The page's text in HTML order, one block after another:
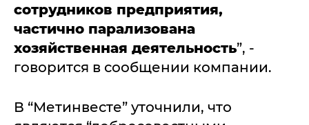
сотрудников предприятия,
частично парализована
хозяйственная деятельность”, -
говорится в сообщении компании.
В “Метинвесте” уточнили, что